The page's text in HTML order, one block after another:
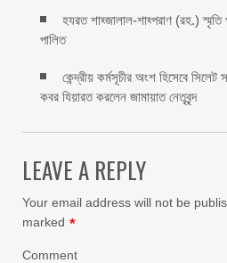
হযরত শাহ্জালাল-শাহ্পরাণ (রহ.) স্মৃতি
পালিত ‎​
কেন্দ্রীয় কর্মসূচীর অংশ হিসেবে
কবর যিয়ারত করলেন জামায়াত নেতৃবৃন্দ ‎
LEAVE A REPLY
Your email address will not be
marked *
Comment